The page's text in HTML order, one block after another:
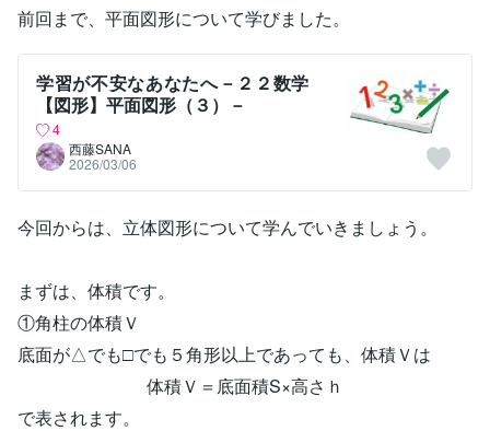
前回まで、平面図形について学びました。
学習が不安なあなたへ－２２数学
【図形】平面図形（３）－
4
西藤SANA
2026/03/06
今回からは、立体図形について学んでいきましょう。
まずは、体積です。
①角柱の体積Ｖ
底面が△でも□でも５角形以上であっても、体積Ｖは
体積Ｖ＝底面積S×高さｈ
で表されます。